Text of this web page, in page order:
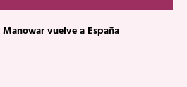
vuelve a España